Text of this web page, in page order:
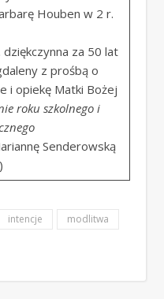
Houben w 2 r.
za 50 lat
z prośbą o
i opiekę Matki Bożej
roku szkolnego i
Senderowską
intencje
modlitwa